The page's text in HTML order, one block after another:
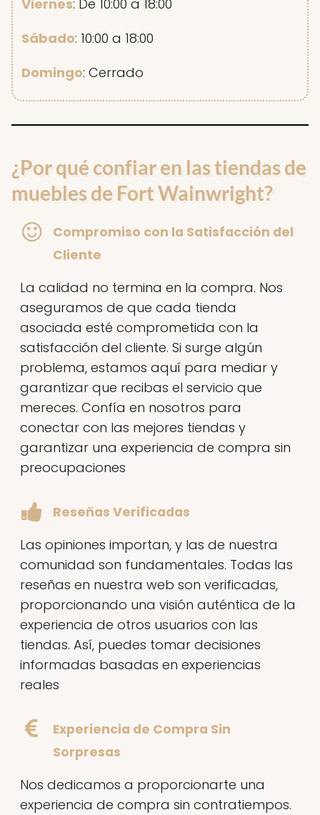
Viernes: De 10:00 a 18:00
Sábado: 10:00 a 18:00
Domingo: Cerrado
¿Por qué confiar en las tiendas de
muebles de Fort Wainwright?
Compromiso con la Satisfacción del
Cliente
La calidad no termina en la compra. Nos
aseguramos de que cada tienda
asociada esté comprometida con la
satisfacción del cliente. Si surge algún
problema, estamos aquí para mediar y
garantizar que recibas el servicio que
mereces. Confía en nosotros para
conectar con las mejores tiendas y
garantizar una experiencia de compra sin
preocupaciones
Reseñas Verificadas
Las opiniones importan, y las de nuestra
comunidad son fundamentales. Todas las
reseñas en nuestra web son verificadas,
proporcionando una visión auténtica de la
experiencia de otros usuarios con las
tiendas. Así, puedes tomar decisiones
informadas basadas en experiencias
reales
Experiencia de Compra Sin
Sorpresas
Nos dedicamos a proporcionarte una
experiencia de compra sin contratiempos.